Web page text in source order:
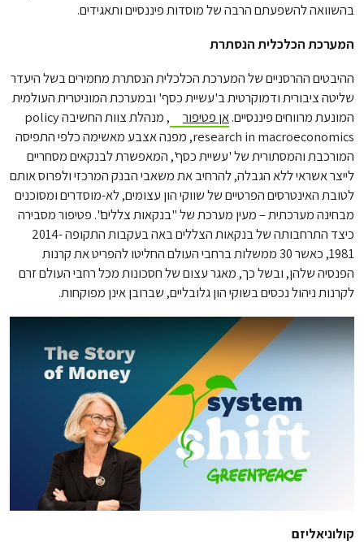
בהשוואה להשפעתם הרבה של מוסדות פיננסיים ותאגידים.
המערכת הכלכלית הנסתרת
ההיבטים ההרסניים של המערכת הכלכלית הנסתרת מחמירים בשל היעדר
שליטה ציבורית ודמוקרטית ב'עשיית כסף' ובמערכת המוניטרית העולמית
המונעת מרווחים פיננסיים.אן פטיפור
, מנהלת צוות החשיבה policy
research in macroeconomics, מפנה אצבע מאשימה כלפי התפיסה
המורכבת והמסתורית של 'עשיית כסף', המאפשרת לבנקאים מסחריים
לייצר אשראי ללא הגבלה, להרחיב את משאבי הבנק המרכזי ולפרוס אותם
לטובת האינטרסים הפרטיים של שווקי הון עצומים, לא-מוסדרים ומסוכנים
מבחינה מערכתית – מעין מערכת של "בנקאות צללים". פטיפור מסבירה
כיצד התרחבותה של בנקאות הצללים באה בעקבות התקופה 2014-
1981, כאשר 30 ממשלות ברחבי העולם החליטו להפריט את קרנות
הפנסיה שלהן, ובשל כך, מאגר עצום של חסכונות מכל רחבי העולם זרם
לקרנות ניהול נכסים בשוקי הון גלובליים, שברובן אינן מפוקחות.
קולוניאליזם